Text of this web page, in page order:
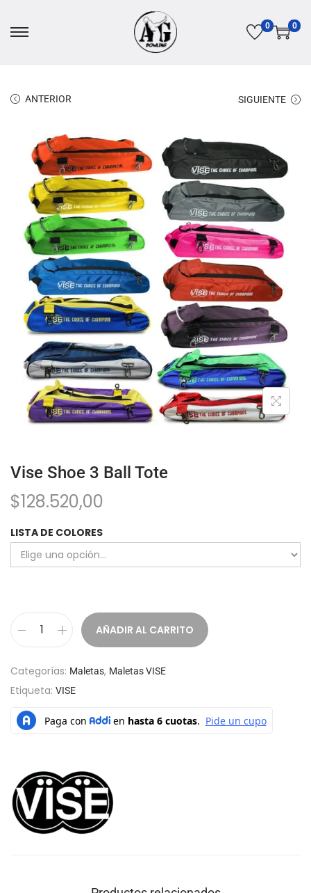
0 0
ANTERIOR SIGUIENTE
Vise Shoe 3 Ball Tote
$128.520,00
LISTA DE COLORES
AÑADIR AL CARRITO
Categorías: Maletas, Maletas VISE
Etiqueta: VISE